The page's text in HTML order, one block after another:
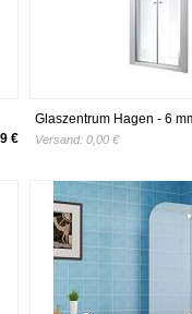
€
Glaszentrum Hagen - 6
Nischen- | Pendeltür |
Versand: 0,00 €